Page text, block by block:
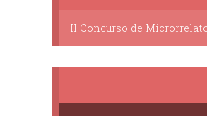
II Concurso de